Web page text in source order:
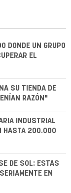
DONDE UN GRUPO
EL
SU TIENDA DE
RAZÓN"
INDUSTRIAL
HASTA 200.000
DE SOL: ESTAS
EN